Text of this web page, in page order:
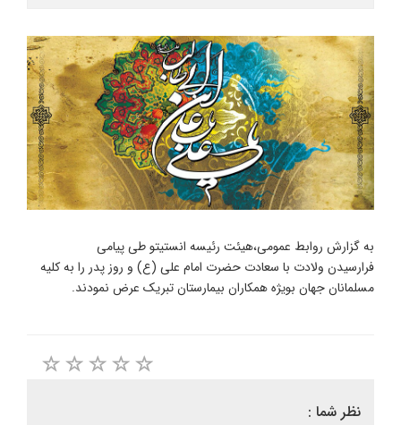
به گزارش روابط عمومی،هیئت رئیسه انستیتو طی پیامی
فرارسیدن ولادت با سعادت حضرت امام علی (ع) و روز پدر را به کلیه
مسلمانان جهان بویژه همکاران بیمارستان تبریک عرض نمودند.
نظر شما :